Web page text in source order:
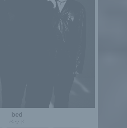
bed
ベッド